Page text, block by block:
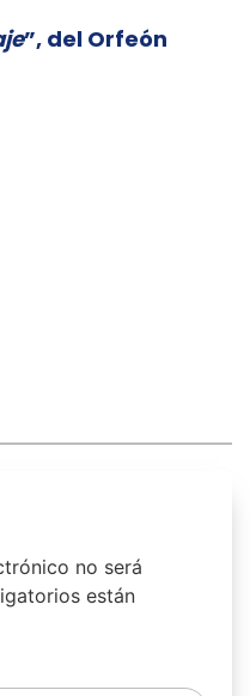
”, del Orfeón
no será
están